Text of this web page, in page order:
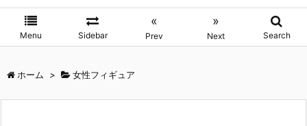
Menu Sidebar
«
Prev
»
Next Search
ホーム > 女性フィギュア